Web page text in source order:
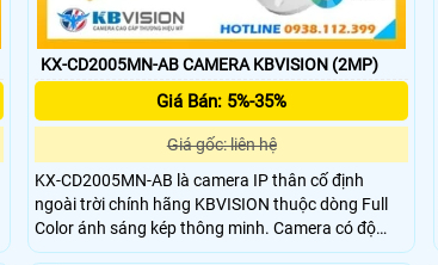
KX-CD2005MN-AB CAMERA KBVISION (2MP)
Giá Bán: 5%-35%
Giá gốc: liên hệ
KX-CD2005MN-AB là camera IP thân cố định
ngoài trời chính hãng KBVISION thuộc dòng Full
Color ánh sáng kép thông minh. Camera có độ
phân giải 2MP, tầm nhìn hồng ngoại lên đến 60m,